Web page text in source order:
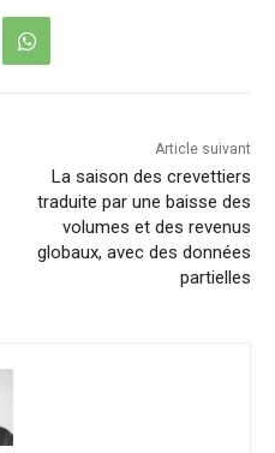
Article suivant
La saison des crevettiers
traduite par une baisse des
volumes et des revenus
globaux, avec des données
partielles